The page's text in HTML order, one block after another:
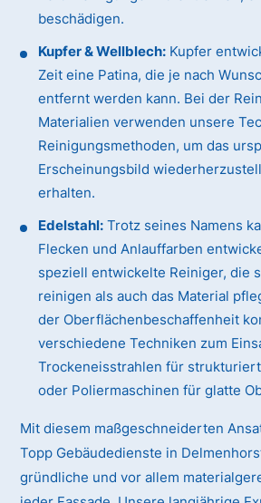
beschädigen.
Kupfer & Wellblech: Kupfer
Zeit eine Patina, die je nach
entfernt werden kann. Bei der
Materialien verwenden unsere
Reinigungsmethoden, um das
Erscheinungsbild
erhalten.
Edelstahl: Trotz seines Namens
Flecken und Anlauffarben
speziell entwickelte Reiniger, die
reinigen als auch das Material
der Oberflächenbeschaffenheit
verschiedene Techniken zum
Trockeneisstrahlen für
oder Poliermaschinen für glatte
Mit diesem maßgeschneiderten
Topp Gebäudedienste in
gründliche und vor allem